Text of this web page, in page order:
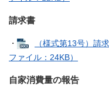
請求書
・
（様式第13号）請
ファイル：24KB）
自家消費量の報告